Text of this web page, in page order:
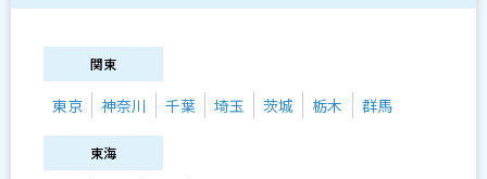
関東
東京 神奈川 千葉 埼玉 茨城 栃木 群馬
東海